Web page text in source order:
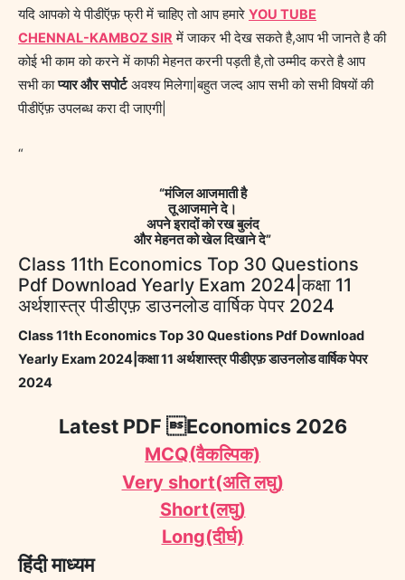
यदि आपको ये पीडीऍफ़ फ्री में चाहिए तो आप हमारे YOU TUBE
CHENNAL-KAMBOZ SIR में जाकर भी देख सकते है,आप भी जानते है की
कोई भी काम को करने में काफी मेहनत करनी पड़ती है,तो उम्मीद करते है आप
सभी काप्यार और सपोर्टअवश्य मिलेगा|बहुत जल्द आप सभी को सभी विषयों की
पीडीऍफ़ उपलब्ध करा दी जाएगी|
“
“मंजिल आजमाती है
तू आजमाने दे।
अपने इरादों को रख बुलंद
और मेहनत को खेल दिखाने दे”
Class 11th Economics Top 30 Questions
Pdf Download Yearly Exam 2024|कक्षा 11
अर्थशास्त्र पीडीएफ़ डाउनलोड वार्षिक पेपर 2024
Class 11th Economics Top 30 Questions Pdf Download
Yearly Exam 2024|कक्षा 11 अर्थशास्त्र पीडीएफ़ डाउनलोड वार्षिक पेपर
2024
Latest PDF Economics 2026
MCQ(वैकल्पिक)
Very short(अति लघु)
Short(लघु)
Long(दीर्घ)
हिंदी माध्यम